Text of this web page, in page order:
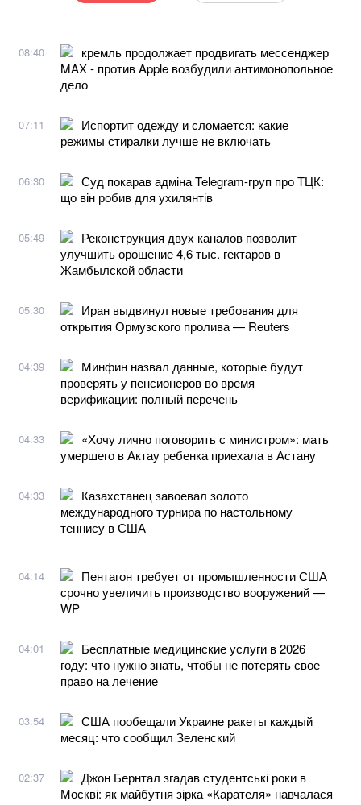
08:40
кремль продолжает продвигать мессенджер
MAX - против Apple возбудили антимонопольное
дело
07:11
Испортит одежду и сломается: какие
режимы стиралки лучше не включать
06:30
Суд покарав адміна Telegram-груп про ТЦК:
що він робив для ухилянтів
05:49
Реконструкция двух каналов позволит
улучшить орошение 4,6 тыс. гектаров в
Жамбылской области
05:30
Иран выдвинул новые требования для
открытия Ормузского пролива — Reuters
04:39
Минфин назвал данные, которые будут
проверять у пенсионеров во время
верификации: полный перечень
04:33
«Хочу лично поговорить с министром»: мать
умершего в Актау ребенка приехала в Астану
04:33
Казахстанец завоевал золото
международного турнира по настольному
теннису в США
04:14
Пентагон требует от промышленности США
срочно увеличить производство вооружений —
WP
04:01
Бесплатные медицинские услуги в 2026
году: что нужно знать, чтобы не потерять свое
право на лечение
03:54
США пообещали Украине ракеты каждый
месяц: что сообщил Зеленский
02:37
Джон Бернтал згадав студентські роки в
Москві: як майбутня зірка «Карателя» навчалася